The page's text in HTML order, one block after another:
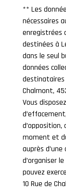
** Les
nécessaires
enregistrées
destinées à
dans le seul
données
destinataires
Chalmont,
Vous
moment et
auprès
d’organiser
pouvez
10 Rue de